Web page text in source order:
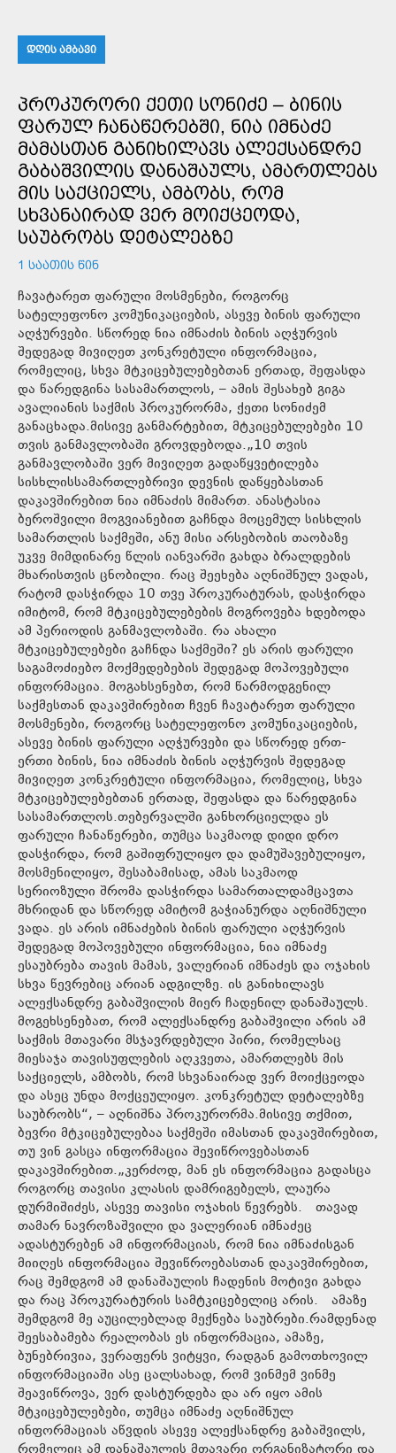
ᲓᲦᲘᲡ ᲐᲛᲑᲐᲕᲘ
ᲞᲠᲝᲙᲣᲠᲝᲠᲘ ᲥᲔᲗᲘ ᲡᲝᲜᲘᲫᲔ – ᲑᲘᲜᲘᲡ
ᲤᲐᲠᲣᲚ ᲩᲐᲜᲐᲬᲔᲠᲔᲑᲨᲘ, ᲜᲘᲐ ᲘᲛᲜᲐᲫᲔ
ᲛᲐᲛᲐᲡᲗᲐᲜ ᲒᲐᲜᲘᲮᲘᲚᲐᲕᲡ ᲐᲚᲔᲥᲡᲐᲜᲓᲠᲔ
ᲒᲐᲑᲐᲨᲕᲘᲚᲘᲡ ᲓᲐᲜᲐᲨᲐᲣᲚᲡ, ᲐᲛᲐᲠᲗᲚᲔᲑᲡ
ᲛᲘᲡ ᲡᲐᲥᲪᲘᲔᲚᲡ, ᲐᲛᲑᲝᲑᲡ, ᲠᲝᲛ
ᲡᲮᲕᲐᲜᲐᲘᲠᲐᲓ ᲕᲔᲠ ᲛᲝᲘᲥᲪᲔᲝᲓᲐ,
ᲡᲐᲣᲑᲠᲝᲑᲡ ᲓᲔᲢᲐᲚᲔᲑᲖᲔ
1 ᲡᲐᲐᲗᲘᲡ ᲬᲘᲜ
ჩავატარეთ ფარული მოსმენები, როგორც
სატელეფონო კომუნიკაციების, ასევე ბინის ფარული
აღჭურვები. სწორედ ნია იმნაძის ბინის აღჭურვის
შედეგად მივიღეთ კონკრეტული ინფორმაცია,
რომელიც, სხვა მტკიცებულებებთან ერთად, შეფასდა
და წარედგინა სასამართლოს, – ამის შესახებ გიგა
ავალიანის საქმის პროკურორმა, ქეთი სონიძემ
განაცხადა.მისივე განმარტებით, მტკიცებულებები 10
თვის განმავლობაში გროვდებოდა.„10 თვის
განმავლობაში ვერ მივიღეთ გადაწყვეტილება
სისხლისსამართლებრივი დევნის დაწყებასთან
დაკავშირებით ნია იმნაძის მიმართ. ანასტასია
ბეროშვილი მოგვიანებით გაჩნდა მოცემულ სისხლის
სამართლის საქმეში, ანუ მისი არსებობის თაობაზე
უკვე მიმდინარე წლის იანვარში გახდა ბრალდების
მხარისთვის ცნობილი. რაც შეეხება აღნიშნულ ვადას,
რატომ დასჭირდა 10 თვე პროკურატურას, დასჭირდა
იმიტომ, რომ მტკიცებულებების მოგროვება ხდებოდა
ამ პერიოდის განმავლობაში. რა ახალი
მტკიცებულებები გაჩნდა საქმეში? ეს არის ფარული
საგამოძიებო მოქმედებების შედეგად მოპოვებული
ინფორმაცია. მოგახსენებთ, რომ წარმოდგენილ
საქმესთან დაკავშირებით ჩვენ ჩავატარეთ ფარული
მოსმენები, როგორც სატელეფონო კომუნიკაციების,
ასევე ბინის ფარული აღჭურვები და სწორედ ერთ-
ერთი ბინის, ნია იმნაძის ბინის აღჭურვის შედეგად
მივიღეთ კონკრეტული ინფორმაცია, რომელიც, სხვა
მტკიცებულებებთან ერთად, შეფასდა და წარედგინა
სასამართლოს.თებერვალში განხორციელდა ეს
ფარული ჩანაწერები, თუმცა საკმაოდ დიდი დრო
დასჭირდა, რომ გაშიფრულიყო და დამუშავებულიყო,
მოსმენილიყო, შესაბამისად, ამას საკმაოდ
სერიოზული შრომა დასჭირდა სამართალდამცავთა
მხრიდან და სწორედ ამიტომ გაჭიანურდა აღნიშნული
ვადა. ეს არის იმნაძების ბინის ფარული აღჭურვის
შედეგად მოპოვებული ინფორმაცია, ნია იმნაძე
ესაუბრება თავის მამას, ვალერიან იმნაძეს და ოჯახის
სხვა წევრებიც არიან ადგილზე. ის განიხილავს
ალექსანდრე გაბაშვილის მიერ ჩადენილ დანაშაულს.
მოგეხსენებათ, რომ ალექსანდრე გაბაშვილი არის ამ
საქმის მთავარი მსჯავრდებული პირი, რომელსაც
მიესაჯა თავისუფლების აღკვეთა, ამართლებს მის
საქციელს, ამბობს, რომ სხვანაირად ვერ მოიქცეოდა
და ასეც უნდა მოქცეულიყო. კონკრეტულ დეტალებზე
საუბრობს“, – აღნიშნა პროკურორმა.მისივე თქმით,
ბევრი მტკიცებულებაა საქმეში იმასთან დაკავშირებით,
თუ ვინ გასცა ინფორმაცია შევიწროვებასთან
დაკავშირებით.„კერძოდ, მან ეს ინფორმაცია გადასცა
როგორც თავისი კლასის დამრიგებელს, ლაურა
დურმიშიძეს, ასევე თავისი ოჯახის წევრებს. თავად
თამარ ნავროზაშვილი და ვალერიან იმნაძეც
ადასტურებენ ამ ინფორმაციას, რომ ნია იმნაძისგან
მიიღეს ინფორმაცია შევიწროებასთან დაკავშირებით,
რაც შემდგომ ამ დანაშაულის ჩადენის მოტივი გახდა
და რაც პროკურატურის სამტკიცებელიც არის. ამაზე
შემდგომ მე აუცილებლად მექნება საუბრები.რამდენად
შეესაბამება რეალობას ეს ინფორმაცია, ამაზე,
ბუნებრივია, ვერაფერს ვიტყვი, რადგან გამოთხოვილ
ინფორმაციაში ასე ცალსახად, რომ ვინმემ ვინმე
შეავიწროვა, ვერ დასტურდება და არ იყო ამის
მტკიცებულებები, თუმცა იმნაძე აღნიშნულ
ინფორმაციას აწვდის ასევე ალექსანდრე გაბაშვილს,